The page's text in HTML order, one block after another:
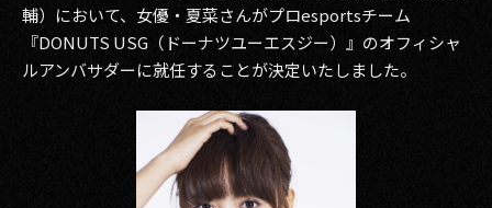
イベント
タテドラ
その他事業
2026
PRIVACY POLICY
輔）において、女優・夏菜さんがプロesportsチーム
『DONUTS USG（ドーナツユーエスジー）』のオフィシャ
ルアンバサダーに就任することが決定いたしました。